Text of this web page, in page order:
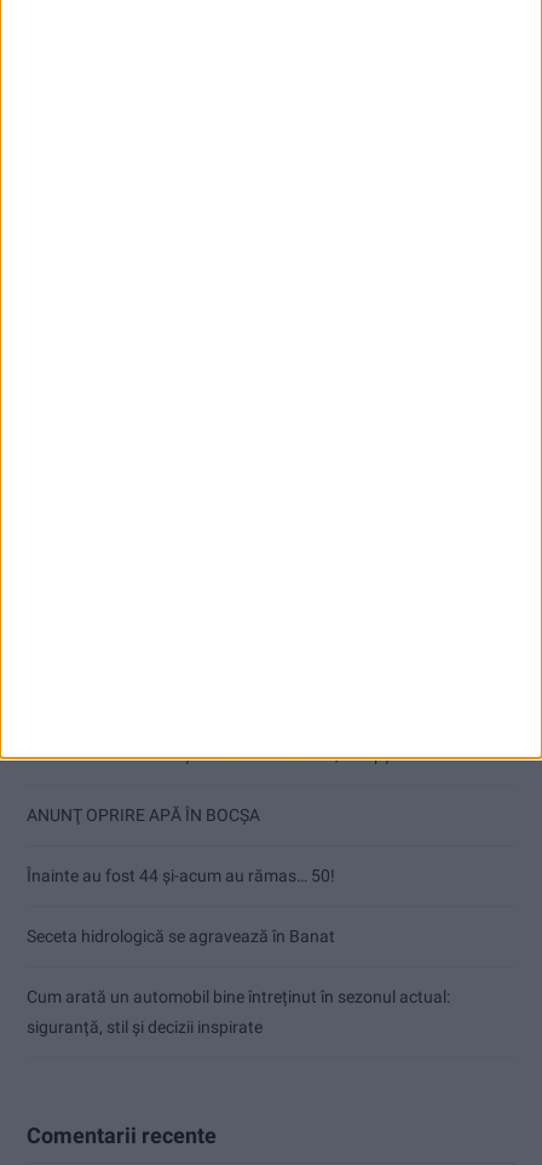
Ultimul bloc de locuințe sociale din Stavila, recepționat
ANUNŢ OPRIRE APĂ ÎN BOCȘA
Înainte au fost 44 și-acum au rămas… 50!
Seceta hidrologică se agravează în Banat
Cum arată un automobil bine întreținut în sezonul actual:
siguranță, stil și decizii inspirate
Comentarii recente